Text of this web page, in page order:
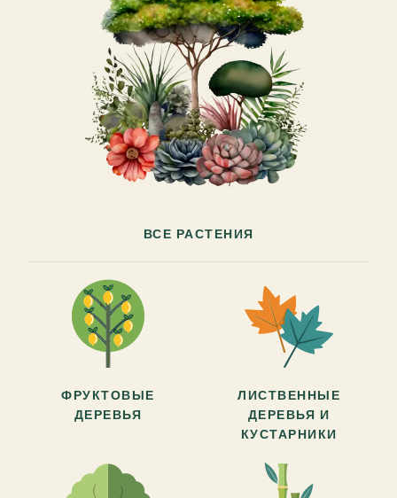
ВСЕ РАСТЕНИЯ
ФРУКТОВЫЕ
ДЕРЕВЬЯ
ЛИСТВЕННЫЕ
ДЕРЕВЬЯ И
КУСТАРНИКИ